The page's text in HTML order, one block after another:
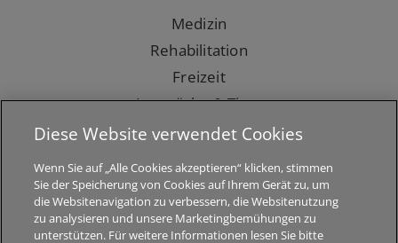
PENSION & FREIZEIT
Medizin
Rehabilitation
Beratung
Diese Website verwendet Cookies
Wenn Sie auf „Alle Cookies akzeptieren“ klicken, stimmen
Sie der Speicherung von Cookies auf Ihrem Gerät zu, um
die Websitenavigation zu verbessern, die Websitenutzung
zu analysieren und unsere Marketingbemühungen zu
unterstützen. Für weitere Informationen lesen Sie bitte